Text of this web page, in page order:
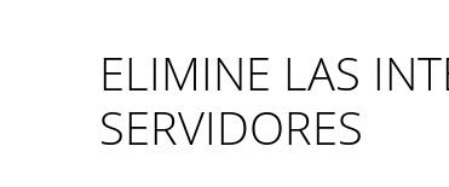
ELIMINE LAS
SERVIDORES